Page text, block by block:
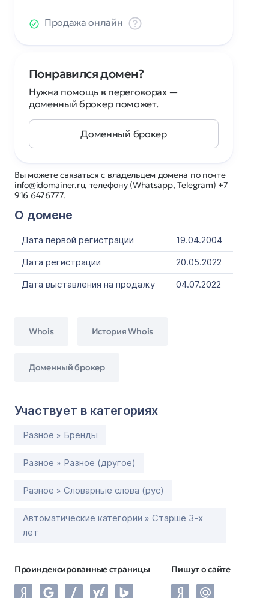
Вы можете связаться с владельцем домена по почте
info@idomainer.ru, телефону (Whatsapp, Telegram) +7
916 6476777.
О домене
Дата первой регистрации
19.04.2004
Дата регистрации
20.05.2022
Дата выставления на продажу
04.07.2022
Whois История Whois
Доменный брокер
Участвует в категориях
Разное » Бренды
Разное » Разное (другое)
Разное » Словарные слова (рус)
Автоматические категории » Старше 3-х
лет
Проиндексированные страницы Пишут о сайте
Продажа онлайн
Понравился домен?
Нужна помощь в переговорах —
доменный брокер поможет.
Доменный брокер